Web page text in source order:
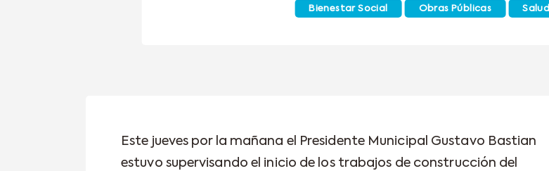
Bienestar Social Obras Públicas Salud
Este jueves por la mañana el Presidente Municipal Gustavo Bastian
estuvo supervisando el inicio de los trabajos de construcción del